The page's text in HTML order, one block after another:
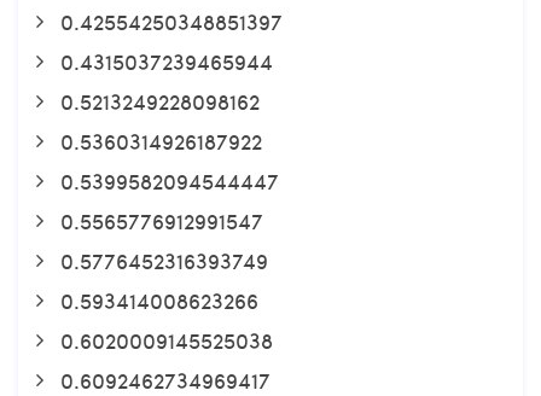
0.42554250348851397
0.4315037239465944
0.5213249228098162
0.5360314926187922
0.5399582094544447
0.5565776912991547
0.5776452316393749
0.593414008623266
0.6020009145525038
0.6092462734969417